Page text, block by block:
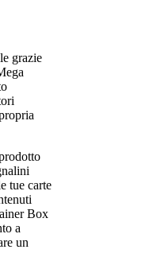
grazie
tue carte
Box
a
un